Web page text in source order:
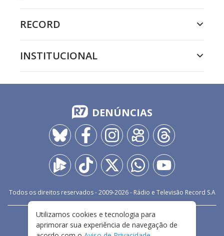
RECORD
INSTITUCIONAL
DENÚNCIAS
Todos os direitos reservados - 2009-2026- Rádio e Televisão Record S.A
FALE CONOSCO
PRIVACIDADE
TERMOS E CONDIÇÕES DE USO
Utilizamos cookies e tecnologia para
aprimorar sua experiência de navegação de